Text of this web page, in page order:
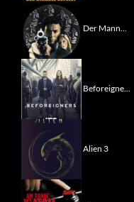
Der Mann...
Beforeigne...
Alien 3